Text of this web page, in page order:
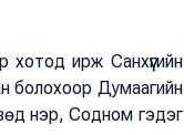
ирж Санхүүгийн
болохоор Думаагийн
нэр, Содном гэдэг